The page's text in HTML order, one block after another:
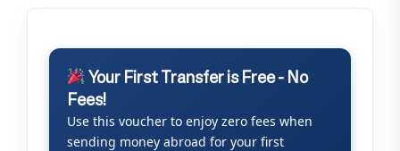
Your First Transfer is Free - No
Fees!
Use this voucher to enjoy zero fees when
sending money abroad for your first